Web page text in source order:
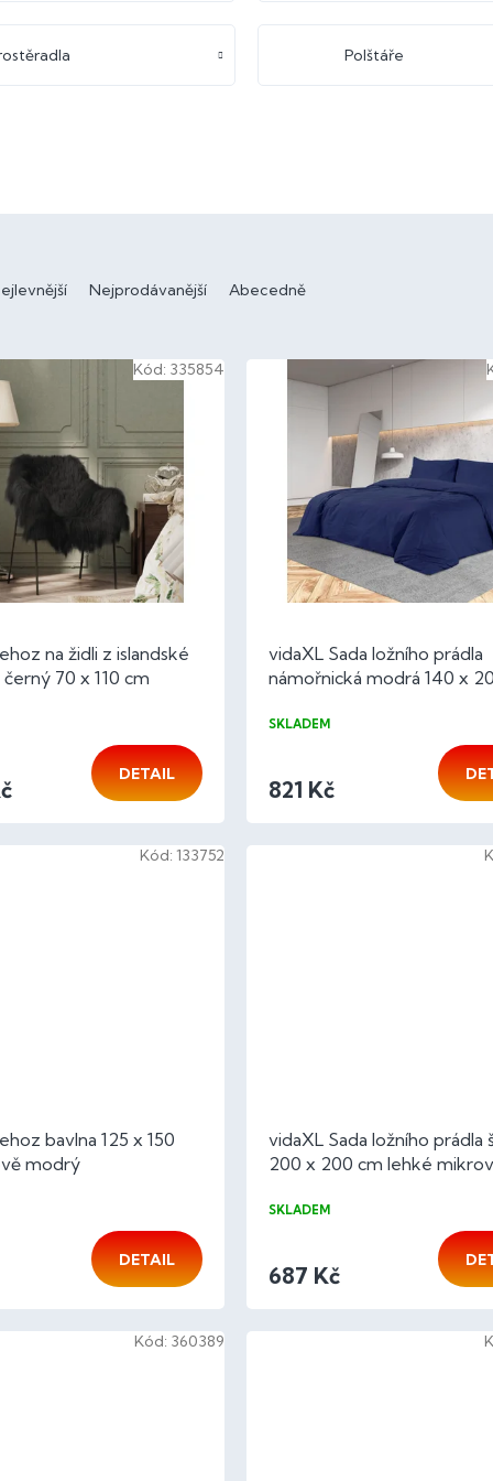
Polštáře
Nejprodávanější Abecedně
na židli z islandské
70 x 110 cm
DETAIL
Kód: 335854
vidaXL Sada ložního prádla
námořnická modrá 140 x
SKLADEM
821 Kč
bavlna 125 x 150
modrý
DETAIL
Kód: 133752
vidaXL Sada ložního prádla
200 x 200 cm lehké
SKLADEM
687 Kč
Kód: 360389